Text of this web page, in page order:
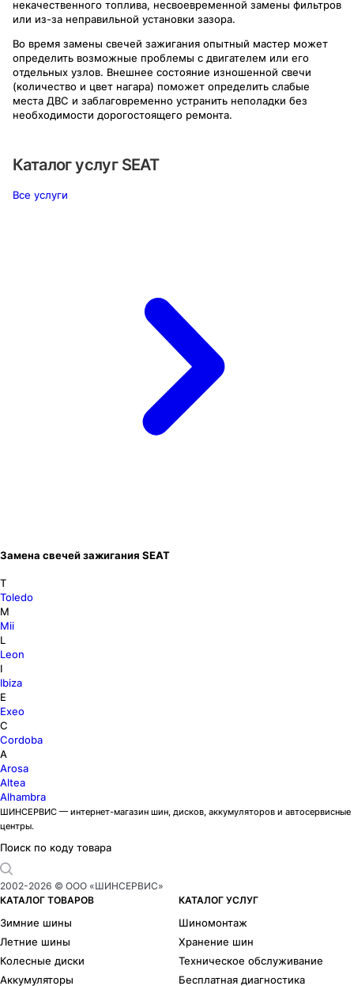
некачественного топлива, несвоевременной замены фильтров
или из-за неправильной установки зазора.
Во время замены свечей зажигания опытный мастер может
определить возможные проблемы с двигателем или его
отдельных узлов. Внешнее состояние изношенной свечи
(количество и цвет нагара) поможет определить слабые
места ДВС и заблаговременно устранить неполадки без
необходимости дорогостоящего ремонта.
Каталог услуг SEAT
Все услуги
Замена свечей зажигания SEAT
T
Toledo
M
Mii
L
Leon
I
Ibiza
E
Exeo
C
Cordoba
A
Arosa
Altea
Alhambra
ШИНСЕРВИС — интернет-магазин шин, дисков, аккумуляторов и автосервисные
центры.
Поиск по коду товара
2002-2026 © ООО «ШИНСЕРВИС»
КАТАЛОГ ТОВАРОВ
Зимние шины
Летние шины
Колесные диски
Аккумуляторы
КАТАЛОГ УСЛУГ
Шиномонтаж
Хранение шин
Техническое обслуживание
Бесплатная диагностика